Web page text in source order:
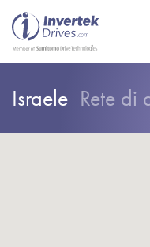
Israele Rete di